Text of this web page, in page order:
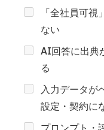
「全社員可
ない
AI回答に出典
る
入力データが
設定・契約に